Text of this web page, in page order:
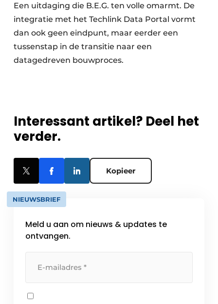
Een uitdaging die B.E.G. ten volle omarmt. De
integratie met het Techlink Data Portal vormt
dan ook geen eindpunt, maar eerder een
tussenstap in de transitie naar een
datagedreven bouwproces.
Interessant artikel? Deel het
verder.
Kopieer
NIEUWSBRIEF
Meld u aan om nieuws & updates te
ontvangen.